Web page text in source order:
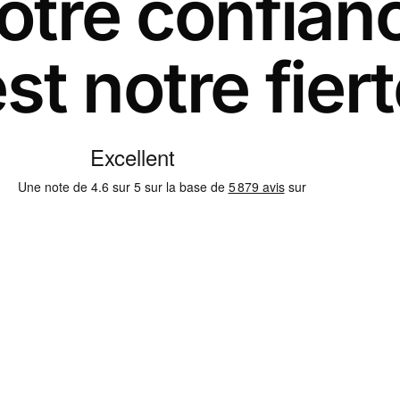
notre